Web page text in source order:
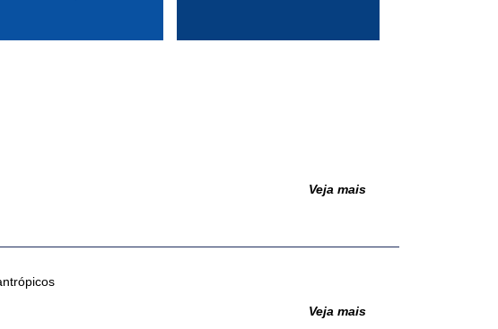
CNPJ Alfanumérico para testes em homologação
Veja mais
Veja mais